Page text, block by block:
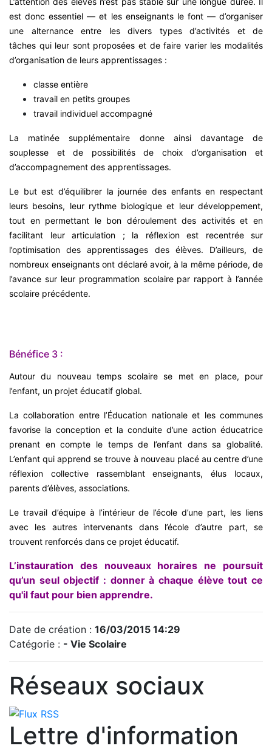
est donc essentiel — et les enseignants le font — d’organiser
une alternance entre les divers types d’activités et de
tâches qui leur sont proposées et de faire varier les modalités
d’organisation de leurs apprentissages :
classe entière
travail en petits groupes
travail individuel accompagné
La matinée supplémentaire donne ainsi davantage de
souplesse et de possibilités de choix d’organisation et
d’accompagnement des apprentissages.
Le but est d’équilibrer la journée des enfants en respectant
leurs besoins, leur rythme biologique et leur développement,
tout en permettant le bon déroulement des activités et en
facilitant leur articulation ; la réflexion est recentrée sur
l’optimisation des apprentissages des élèves. D’ailleurs, de
nombreux enseignants ont déclaré avoir, à la même période, de
l’avance sur leur programmation scolaire par rapport à l’année
scolaire précédente.
Bénéfice 3 :
Autour du nouveau temps scolaire se met en place, pour
l’enfant, un projet éducatif global.
La collaboration entre l’Éducation nationale et les communes
favorise la conception et la conduite d’une action éducatrice
prenant en compte le temps de l’enfant dans sa globalité.
L’enfant qui apprend se trouve à nouveau placé au centre d’une
réflexion collective rassemblant enseignants, élus locaux,
parents d’élèves, associations.
Le travail d’équipe à l’intérieur de l’école d’une part, les liens
avec les autres intervenants dans l’école d’autre part, se
trouvent renforcés dans ce projet éducatif.
L’instauration des nouveaux horaires ne poursuit
qu’un seul objectif : donner à chaque élève tout ce
qu'il faut pour bien apprendre.
Date de création : 16/03/2015 14:29
Catégorie : - Vie Scolaire
Réseaux sociaux
Lettre d'information